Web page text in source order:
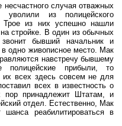
несчастного случая отважных
уволили из полицейского
Трое из них успешно нашли
стройке. В один из обычных
бывший начальник и
одно живописное место. Мак
навстречу бывшему
полицейские прибыли, то
их всех здесь совсем не для
всех в известность о
пор принадлежит Штатам, и
отдел. Естественно, Мак
реабилитироваться в